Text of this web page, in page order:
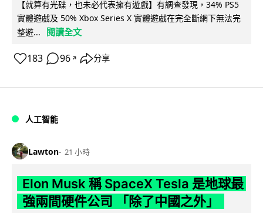
【就算有光碟，也未必代表擁有遊戲】有調查發現，34% PS5
實體遊戲及 50% Xbox Series X 實體遊戲在完全斷網下無法完
整遊...
閱讀全文
183 96 ↗ 分享
人工智能
Lawton 21 小時
Elon Musk 稱 SpaceX Tesla 是地球最
強兩間硬件公司 「除了中國之外」